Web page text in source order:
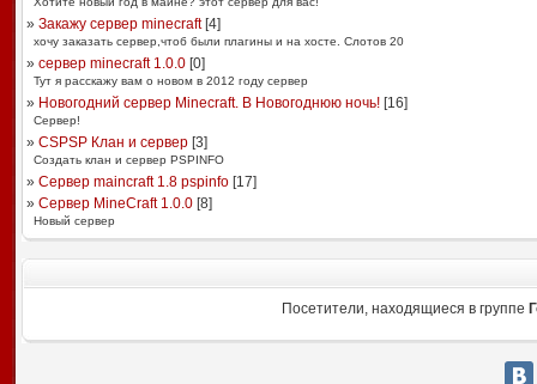
» Закажу сервер minecraft[4]
хочу заказать сервер,чтоб были плагины и на хосте. Слотов 20
» сервер minecraft 1.0.0[0]
Тут я расскажу вам о новом в 2012 году сервер
» Новогодний сервер Minecraft. В Новогоднюю ночь![16]
Сервер!
» CSPSP Клан и сервер[3]
Создать клан и сервер PSPINFO
» Сервер maincraft 1.8 pspinfo[17]
» Сервер MineCraft 1.0.0[8]
Новый сервер
Посетители, находящиеся в группе